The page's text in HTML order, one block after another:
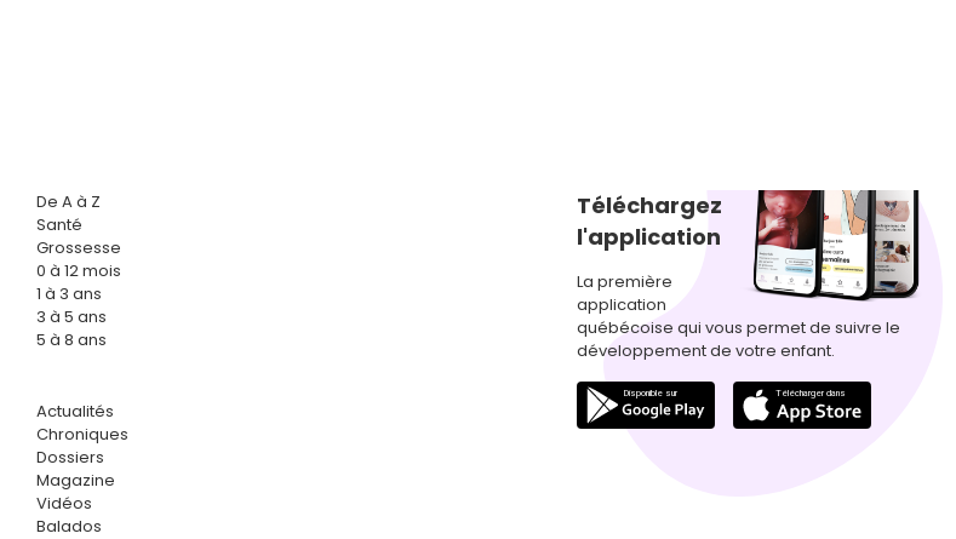
De A à Z
Santé
Grossesse
0 à 12 mois
1 à 3 ans
3 à 5 ans
5 à 8 ans
Actualités
Chroniques
Dossiers
Magazine
Vidéos
Balados
Téléchargez
l'application
La première
application
québécoise qui vous permet de suivre le
développement de votre enfant.